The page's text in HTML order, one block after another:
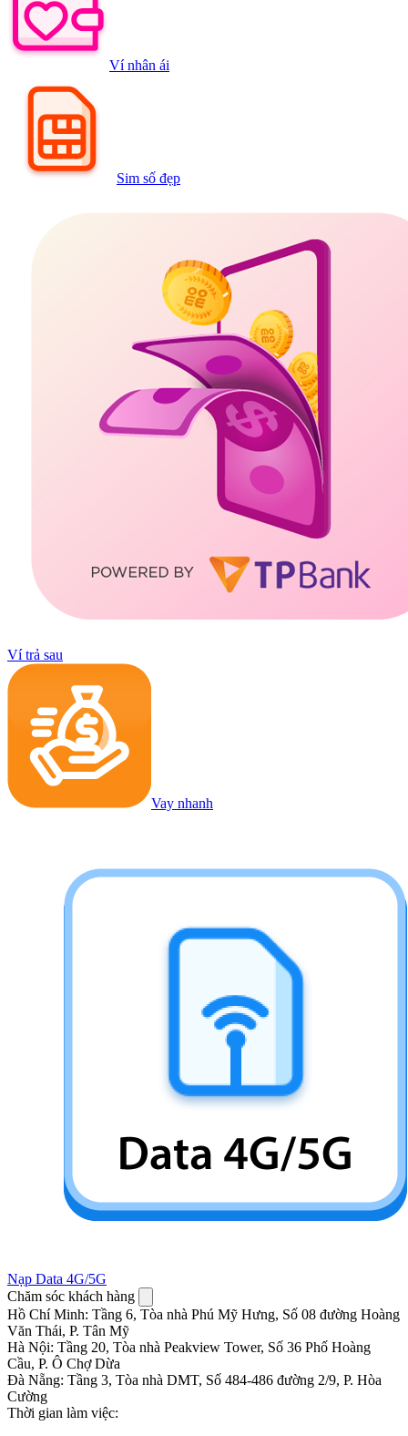
Ví nhân ái
Sim số đẹp
Ví trả sau
Vay nhanh
Nạp Data 4G/5G
Chăm sóc khách hàng
Hồ Chí Minh: Tầng 6, Tòa nhà Phú Mỹ Hưng, Số 08 đường Hoàng
Văn Thái, P. Tân Mỹ
Hà Nội: Tầng 20, Tòa nhà Peakview Tower, Số 36 Phố Hoàng
Cầu, P. Ô Chợ Dừa
Đà Nẵng: Tầng 3, Tòa nhà DMT, Số 484-486 đường 2/9, P. Hòa
Cường
Thời gian làm việc: